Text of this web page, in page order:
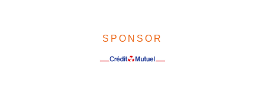
SPONSOR